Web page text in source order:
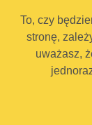
To, czy
stronę,
uważasz,